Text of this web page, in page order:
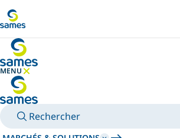
MENU
MASQUER LE MENU
Rechercher